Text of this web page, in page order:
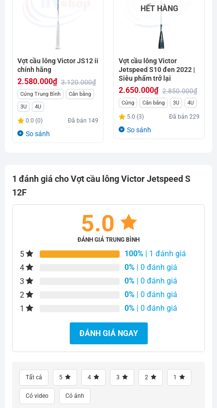
Vợt cầu lông Victor JS12 ii
chính hãng
3.120.000₫
Giá
gốc
là:
3.120.000₫.
2.580.000₫
Giá
hiện
tại
là:
Cứng Trung Bình
Cân bằng
3U
4U
0.0 (0) Đã bán 149
So sánh
HẾT HÀNG
Vợt cầu lông Victor
Jetspeed S10 đen 2022 |
Siêu phẩm trở lại
2.850.000₫
Giá
gốc
là:
2.650.000₫
Giá
hiện
tại
Cứng Cân bằng 3U 4U
5.0 (3) Đã bán229
So sánh
1 đánh giá choVợt cầu lông Victor Jetspeed S
12F
5.0
ĐÁNH GIÁ TRUNG BÌNH
5 100% | 1 đánh giá
4
0% | 0 đánh giá
3
0% | 0 đánh giá
2
0% | 0 đánh giá
1
0% | 0 đánh giá
ĐÁNH GIÁ NGAY
Tất cả 5 4 3 2 1
Có video Có ảnh